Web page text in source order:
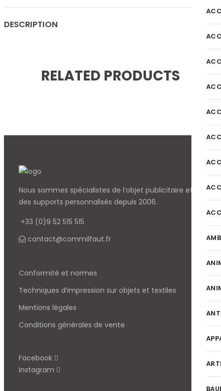
DESCRIPTION
RELATED PRODUCTS
Nous sommes spécialistes de l’objet publicitaire et
des supports personnalisés depuis 2006.
+33 (0)9 52 515 515
contact@commilfaut.fr
Conformité et normes
Techniques d’impression sur objets et textiles
Mentions légales
Conditions générales de vente
Facebook
Instagram